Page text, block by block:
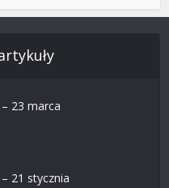
23 marca
21 stycznia